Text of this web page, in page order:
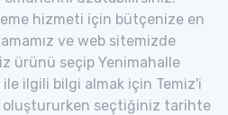
hizmeti için bütçenize en
ve web sitemizde
ürünü seçip Yenimahalle
ilgili bilgi almak için Temiz'i
oluştururken seçtiğiniz tarihte